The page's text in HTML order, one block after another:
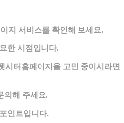
지 서비스를 확인해 보세요.
한 시점입니다.
시터홈페이지을 고민 중이시라면
의해 주세요.
인트입니다.